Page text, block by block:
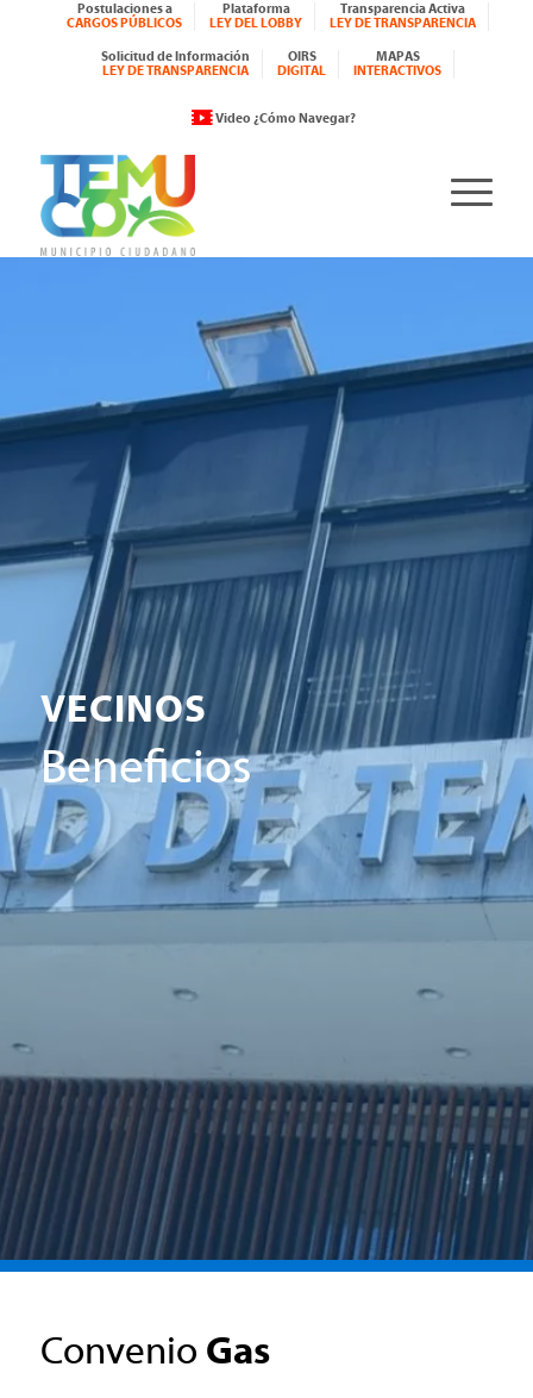
Postulaciones a
CARGOS PÚBLICOS
Plataforma
LEY DEL LOBBY
Transparencia Activa
LEY DE TRANSPARENCIA
Solicitud de Información
LEY DE TRANSPARENCIA
OIRS
DIGITAL
MAPAS
INTERACTIVOS
Video ¿Cómo Navegar?
VECINOS
Beneficios
Convenio Gas